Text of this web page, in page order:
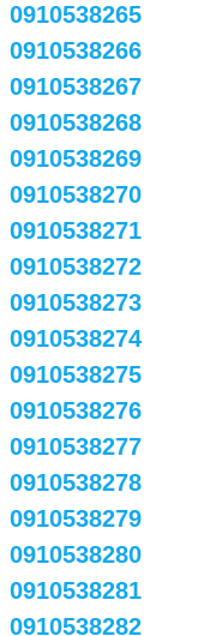
0910538265
0910538266
0910538267
0910538268
0910538269
0910538270
0910538271
0910538272
0910538273
0910538274
0910538275
0910538276
0910538277
0910538278
0910538279
0910538280
0910538281
0910538282